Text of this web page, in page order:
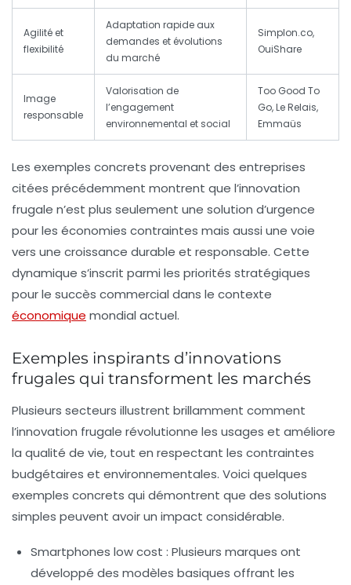
Agilité et
flexibilité
Adaptation rapide aux
demandes et évolutions
du marché
Simplon.co,
OuiShare
Image
responsable
Valorisation de
l’engagement
environnemental et social
Too Good To
Go, Le Relais,
Emmaüs
Les exemples concrets provenant des entreprises
citées précédemment montrent que l’innovation
frugale n’est plus seulement une solution d’urgence
pour les économies contraintes mais aussi une voie
vers une croissance durable et responsable. Cette
dynamique s’inscrit parmi les priorités stratégiques
pour le succès commercial dans le contexte
économique mondial actuel.
Exemples inspirants d’innovations
frugales qui transforment les marchés
Plusieurs secteurs illustrent brillamment comment
l’innovation frugale révolutionne les usages et améliore
la qualité de vie, tout en respectant les contraintes
budgétaires et environnementales. Voici quelques
exemples concrets qui démontrent que des solutions
simples peuvent avoir un impact considérable.
Smartphones low cost : Plusieurs marques ont
développé des modèles basiques offrant les